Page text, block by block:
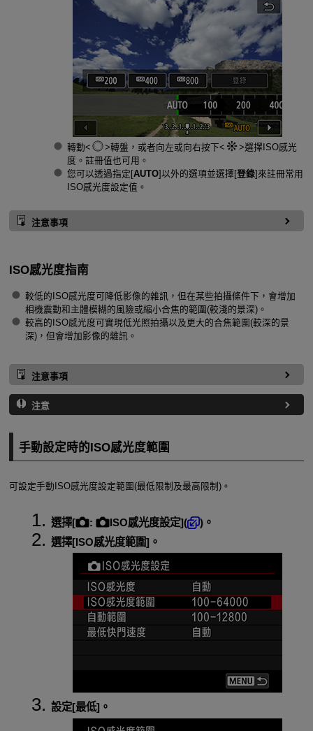
轉動 轉盤，或者向左或向右按下
選擇ISO感光
度。註冊值也可用。
您可以透過指定[AUTO]以外的選項並選擇[登錄]來註冊常用
ISO感光度設定值。
注意事項
ISO感光度指南
較低的ISO感光度可降低影像的雜訊，但在某些拍攝條件下，會增加
相機震動和主體模糊的風險或縮小合焦的範圍(較淺的景深)。
較高的ISO感光度可實現低光照拍攝以及更大的合焦範圍(較深的景
深)，但會增加影像的雜訊。
注意事項
注意
手動設定時的ISO感光度範圍
可設定手動ISO感光度設定範圍(最低限制及最高限制)。
選擇[ : ISO感光度設定](
)。
選擇[ISO感光度範圍]。
設定[最低]。